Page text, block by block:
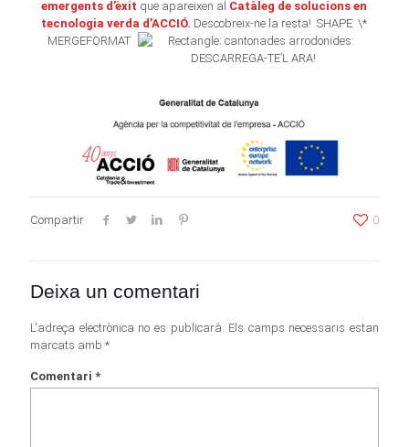
emergents d’èxit que apareixen al Catàleg de solucions en
tecnologia verda d’ACCIÓ. Descobreix-ne la resta! SHAPE \*
MERGEFORMAT
Compartir 0
Deixa un comentari
L'adreça electrònica no es publicarà. Els camps necessaris estan
marcats amb *
Comentari *